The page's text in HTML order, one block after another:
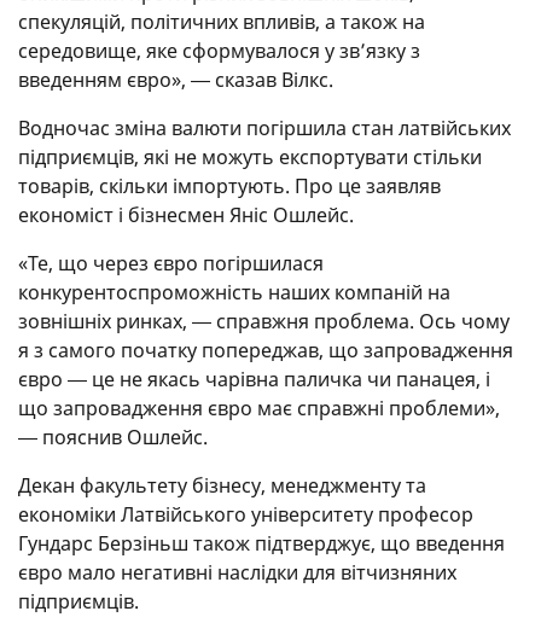
спекуляцій, політичних впливів, а також на
середовище, яке сформувалося у зв’язку з
введенням євро», ― сказав Вілкс.
Водночас зміна валюти погіршила стан латвійських
підприємців, які не можуть експортувати стільки
товарів, скільки імпортують. Про це заявляв
економіст і бізнесмен Яніс Ошлейс.
«Те, що через євро погіршилася
конкурентоспроможність наших компаній на
зовнішніх ринках, ― справжня проблема. Ось чому
я з самого початку попереджав, що запровадження
євро ― це не якась чарівна паличка чи панацея, і
що запровадження євро має справжні проблеми»,
― пояснив Ошлейс.
Декан факультету бізнесу, менеджменту та
економіки Латвійського університету професор
Гундарс Берзіньш також підтверджує, що введення
євро мало негативні наслідки для вітчизняних
підприємців.